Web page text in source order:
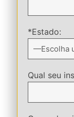
*Estado:
Qual seu